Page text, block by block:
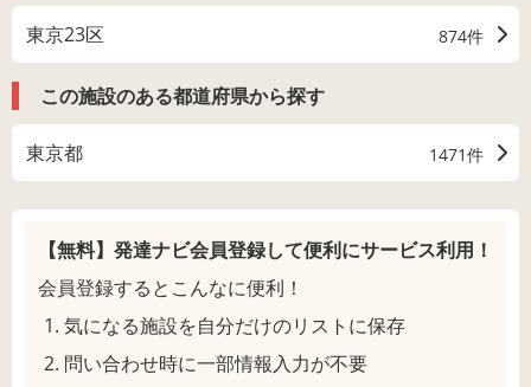
東京23区 874件
この施設のある都道府県から探す
東京都 1471件
【無料】発達ナビ会員登録して便利にサービス利用！
会員登録するとこんなに便利！
気になる施設を自分だけのリストに保存
問い合わせ時に一部情報入力が不要